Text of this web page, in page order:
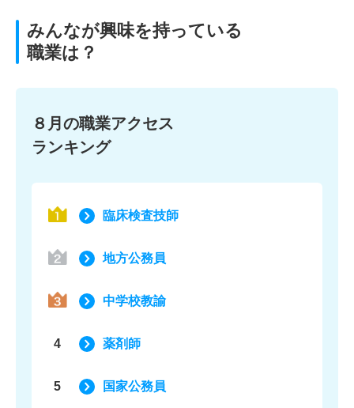
みんなが興味を持っている
職業は？
８月の職業アクセス
ランキング
臨床検査技師
地方公務員
中学校教諭
4 薬剤師
5 国家公務員